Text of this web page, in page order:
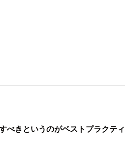
べきというのがベストプラクティ